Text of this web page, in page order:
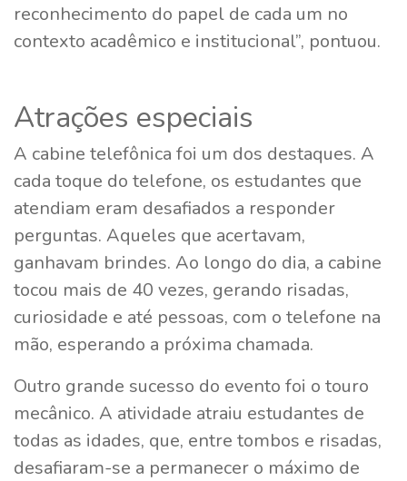
reconhecimento do papel de cada um no
contexto acadêmico e institucional”, pontuou.
Atrações especiais
A cabine telefônica foi um dos destaques. A
cada toque do telefone, os estudantes que
atendiam eram desafiados a responder
perguntas. Aqueles que acertavam,
ganhavam brindes. Ao longo do dia, a cabine
tocou mais de 40 vezes, gerando risadas,
curiosidade e até pessoas, com o telefone na
mão, esperando a próxima chamada.
Outro grande sucesso do evento foi o touro
mecânico. A atividade atraiu estudantes de
todas as idades, que, entre tombos e risadas,
desafiaram-se a permanecer o máximo de